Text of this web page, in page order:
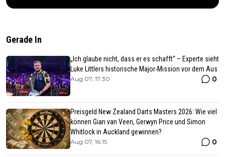
Gerade In
„Ich glaube nicht, dass er es schafft“ – Experte sieht
Luke Littlers historische Major-Mission vor dem Aus
Aug 07, 17:30 0
Preisgeld New Zealand Darts Masters 2026: Wie viel
können Gian van Veen, Gerwyn Price und Simon
Whitlock in Auckland gewinnen?
Aug 07, 16:15 0